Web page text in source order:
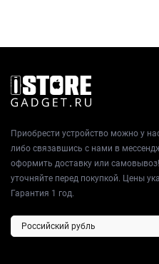
Приобрести устройство можно у
либо связавшись с нами в
оформить доставку или
уточняйте перед покупкой. Цены
Гарантия 1 год.